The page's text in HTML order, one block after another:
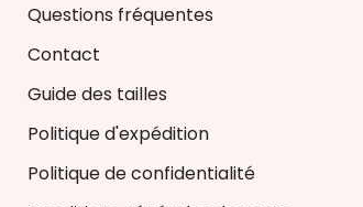
Questions fréquentes
Contact
Guide des tailles
Politique d'expédition
Politique de confidentialité